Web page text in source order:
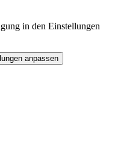
in den Einstellungen
anpassen